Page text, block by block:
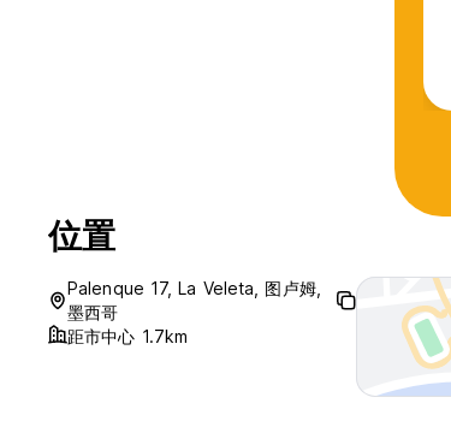
位置
Palenque 17, La Veleta, 图卢姆,
墨西哥
距市中心 1.7km